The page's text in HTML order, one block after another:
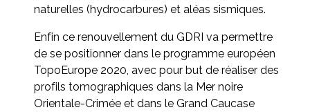
naturelles (hydrocarbures) et aléas sismiques.
Enfin ce renouvellement du GDRI va permettre
de se positionner dans le programme européen
TopoEurope 2020, avec pour but de réaliser des
profils tomographiques dans la Mer noire
Orientale-Crimée et dans le Grand Caucase